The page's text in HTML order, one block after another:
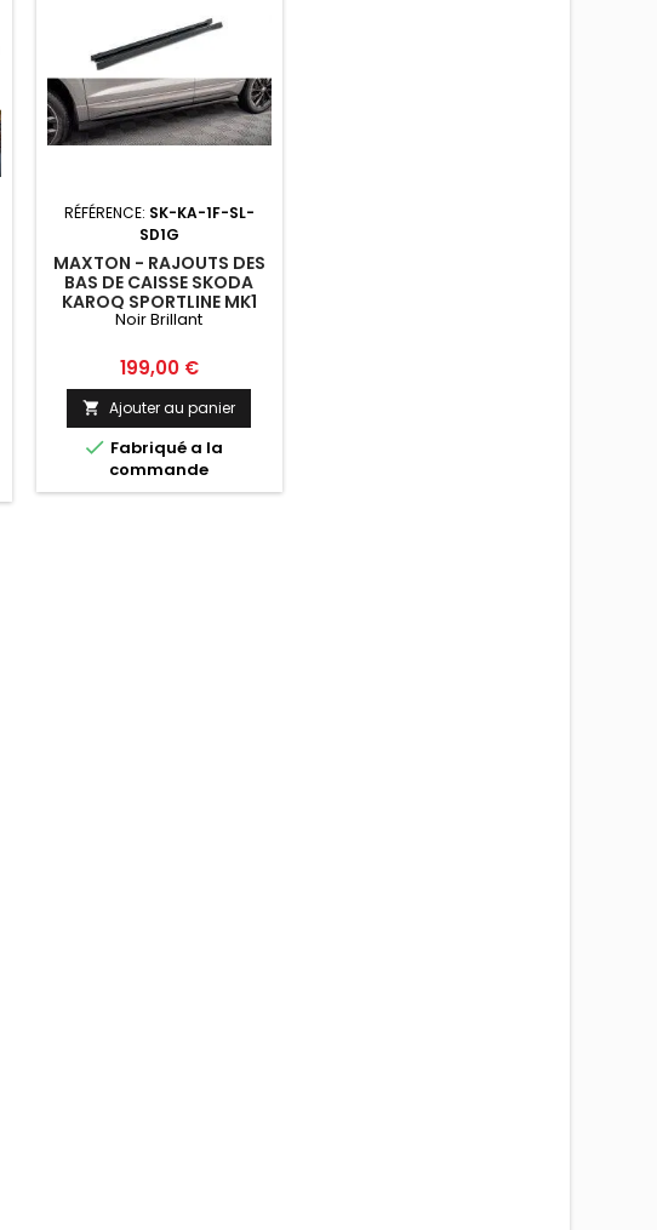
RÉFÉRENCE: SK-KA-1F-SL-
SD1G
MAXTON - RAJOUTS DES
BAS DE CAISSE SKODA
KAROQ SPORTLINE MK1
NOIR BRILLANT
Noir Brillant
Prix
199,00 €
 Ajouter au panier
 Fabriqué a la
commande